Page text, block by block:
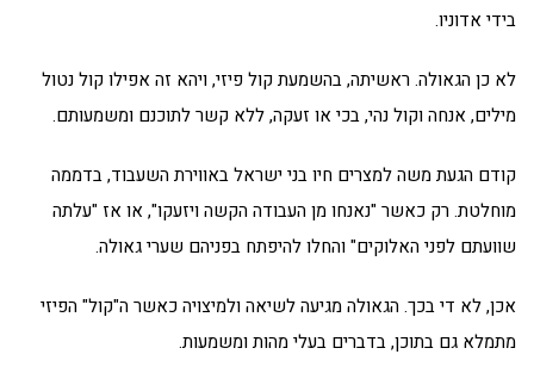
בידי אדוניו.
לא כן הגאולה. ראשיתה, בהשמעת קול פיזי, ויהא זה אפילו קול נטול
מילים, אנחה וקול נהי, בכי או זעקה, ללא קשר לתוכנם ומשמעותם.
קודם הגעת משה למצרים חיו בני ישראל באווירת השעבוד, בדממה
מוחלטת. רק כאשר "נאנחו מן העבודה הקשה ויזעקו", או אז "עלתה
שוועתם לפני האלוקים" והחלו להיפתח בפניהם שערי גאולה.
אכן, לא די בכך. הגאולה מגיעה לשיאה ולמיצויה כאשר ה"קול" הפיזי
מתמלא גם בתוכן, בדברים בעלי מהות ומשמעות.